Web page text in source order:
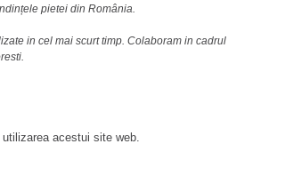
pietei din România.
in cel mai scurt timp. Colaboram in cadrul
acestui site web.